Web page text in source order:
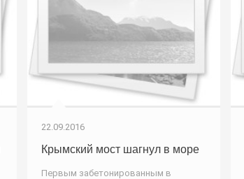
22.09.2016
Крымский мост шагнул в море
Первым забетонированным в